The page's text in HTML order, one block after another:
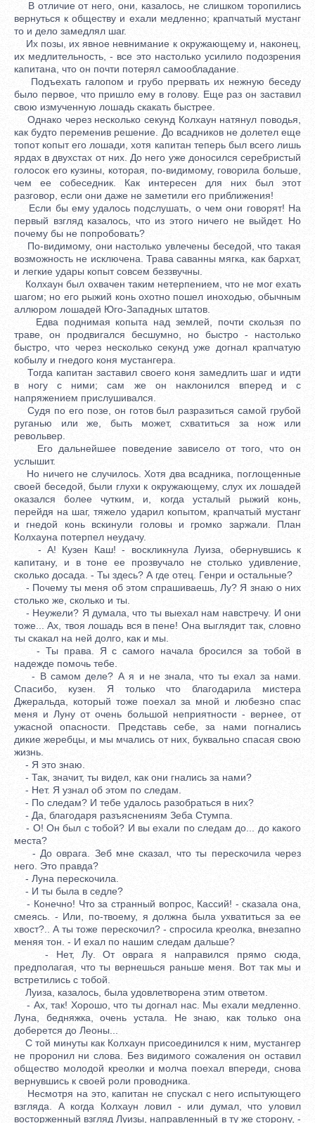
В отличие от него, они, казалось, не слишком торопились
вернуться к обществу и ехали медленно; крапчатый мустанг
то и дело замедлял шаг.
Их позы, их явное невнимание к окружающему и, наконец,
их медлительность, - все это настолько усилило подозрения
капитана, что он почти потерял самообладание.
Подъехать галопом и грубо прервать их нежную беседу
было первое, что пришло ему в голову. Еще раз он заставил
свою измученную лошадь скакать быстрее.
Однако через несколько секунд Колхаун натянул поводья,
как будто переменив решение. До всадников не долетел еще
топот копыт его лошади, хотя капитан теперь был всего лишь
ярдах в двухстах от них. До него уже доносился серебристый
голосок его кузины, которая, по-видимому, говорила больше,
чем ее собеседник. Как интересен для них был этот
разговор, если они даже не заметили его приближения!
Если бы ему удалось подслушать, о чем они говорят! На
первый взгляд казалось, что из этого ничего не выйдет. Но
почему бы не попробовать?
По-видимому, они настолько увлечены беседой, что такая
возможность не исключена. Трава саванны мягка, как бархат,
и легкие удары копыт совсем беззвучны.
Колхаун был охвачен таким нетерпением, что не мог ехать
шагом; но его рыжий конь охотно пошел иноходью, обычным
аллюром лошадей Юго-Западных штатов.
Едва поднимая копыта над землей, почти скользя по
траве, он продвигался бесшумно, но быстро - настолько
быстро, что через несколько секунд уже догнал крапчатую
кобылу и гнедого коня мустангера.
Тогда капитан заставил своего коня замедлить шаг и идти
в ногу с ними; сам же он наклонился вперед и с
напряжением прислушивался.
Судя по его позе, он готов был разразиться самой грубой
руганью или же, быть может, схватиться за нож или
револьвер.
Его дальнейшее поведение зависело от того, что он
услышит.
Но ничего не случилось. Хотя два всадника, поглощенные
своей беседой, были глухи к окружающему, слух их лошадей
оказался более чутким, и, когда усталый рыжий конь,
перейдя на шаг, тяжело ударил копытом, крапчатый мустанг
и гнедой конь вскинули головы и громко заржали. План
Колхауна потерпел неудачу.
- А! Кузен Каш! - воскликнула Луиза, обернувшись к
капитану, и в тоне ее прозвучало не столько удивление,
сколько досада. - Ты здесь? А где отец. Генри и остальные?
- Почему ты меня об этом спрашиваешь, Лу? Я знаю о них
столько же, сколько и ты.
- Неужели? Я думала, что ты выехал нам навстречу. И они
тоже... Ах, твоя лошадь вся в пене! Она выглядит так, словно
ты скакал на ней долго, как и мы.
- Ты права. Я с самого начала бросился за тобой в
надежде помочь тебе.
- В самом деле? А я и не знала, что ты ехал за нами.
Спасибо, кузен. Я только что благодарила мистера
Джеральда, который тоже поехал за мной и любезно спас
меня и Луну от очень большой неприятности - вернее, от
ужасной опасности. Представь себе, за нами погнались
дикие жеребцы, и мы мчались от них, буквально спасая свою
жизнь.
- Я это знаю.
- Так, значит, ты видел, как они гнались за нами?
- Нет. Я узнал об этом по следам.
- По следам? И тебе удалось разобраться в них?
- Да, благодаря разъяснениям Зеба Стумпа.
- О! Он был с тобой? И вы ехали по следам до... до какого
места?
- До оврага. Зеб мне сказал, что ты перескочила через
него. Это правда?
- Луна перескочила.
- И ты была в седле?
- Конечно! Что за странный вопрос, Кассий! - сказала она,
смеясь. - Или, по-твоему, я должна была ухватиться за ее
хвост?.. А ты тоже перескочил? - спросила креолка, внезапно
меняя тон. - И ехал по нашим следам дальше?
- Нет, Лу. От оврага я направился прямо сюда,
предполагая, что ты вернешься раньше меня. Вот так мы и
встретились с тобой.
Луиза, казалось, была удовлетворена этим ответом.
- Ах, так! Хорошо, что ты догнал нас. Мы ехали медленно.
Луна, бедняжка, очень устала. Не знаю, как только она
доберется до Леоны...
С той минуты как Колхаун присоединился к ним, мустангер
не проронил ни слова. Без видимого сожаления он оставил
общество молодой креолки и молча поехал впереди, снова
вернувшись к своей роли проводника.
Несмотря на это, капитан не спускал с него испытующего
взгляда. А когда Колхаун ловил - или думал, что уловил
восторженный взгляд Луизы, направленный в ту же сторону, -